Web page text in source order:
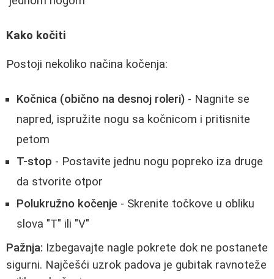
Kako kočiti
Postoji nekoliko načina kočenja:
Kočnica (obično na desnoj roleri) - Nagnite se
napred, ispružite nogu sa kočnicom i pritisnite
petom
T-stop - Postavite jednu nogu popreko iza druge
da stvorite otpor
Polukružno kočenje - Skrenite točkove u obliku
slova "T" ili "V"
Pažnja: Izbegavajte nagle pokrete dok ne postanete
sigurni. Najčešći uzrok padova je gubitak ravnoteže